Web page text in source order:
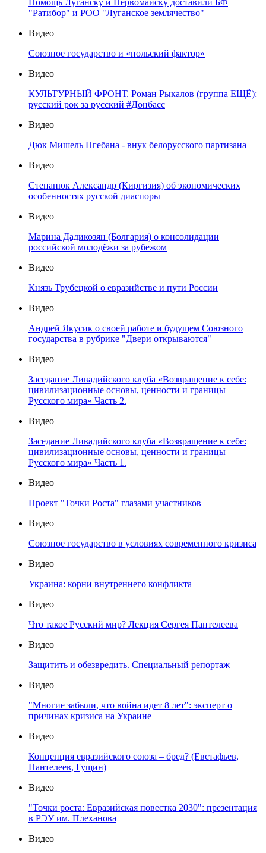
Помощь Луганску и Первомайску доставили БФ
"Ратибор" и РОО "Луганское землячество"
Видео
Союзное государство и «польский фактор»
Видео
КУЛЬТУРНЫЙ ФРОНТ. Роман Рыкалов (группа ЕЩЁ):
русский рок за русский #Донбасс
Видео
Дюк Мишель Нгебана - внук белорусского партизана
Видео
Степанюк Александр (Киргизия) об экономических
особенностях русской диаспоры
Видео
Марина Дадикозян (Болгария) о консолидации
российской молодёжи за рубежом
Видео
Князь Трубецкой о евразийстве и пути России
Видео
Андрей Якусик о своей работе и будущем Союзного
государства в рубрике "Двери открываются"
Видео
Заседание Ливадийского клуба «Возвращение к себе:
цивилизационные основы, ценности и границы
Русского мира» Часть 2.
Видео
Заседание Ливадийского клуба «Возвращение к себе:
цивилизационные основы, ценности и границы
Русского мира» Часть 1.
Видео
Проект "Точки Роста" глазами участников
Видео
Союзное государство в условиях современного кризиса
Видео
Украина: корни внутреннего конфликта
Видео
Что такое Русский мир? Лекция Сергея Пантелеева
Видео
Защитить и обезвредить. Специальный репортаж
Видео
"Многие забыли, что война идет 8 лет": эксперт о
причинах кризиса на Украине
Видео
Концепция евразийского союза – бред? (Евстафьев,
Пантелеев, Гущин)
Видео
"Точки роста: Евразийская повестка 2030": презентация
в РЭУ им. Плеханова
Видео